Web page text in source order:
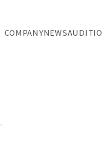
COMPANYNEWS